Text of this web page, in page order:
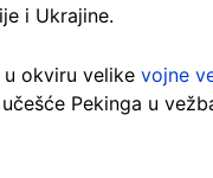
i Ukrajine.
u okviru velike vojne
Pekinga u